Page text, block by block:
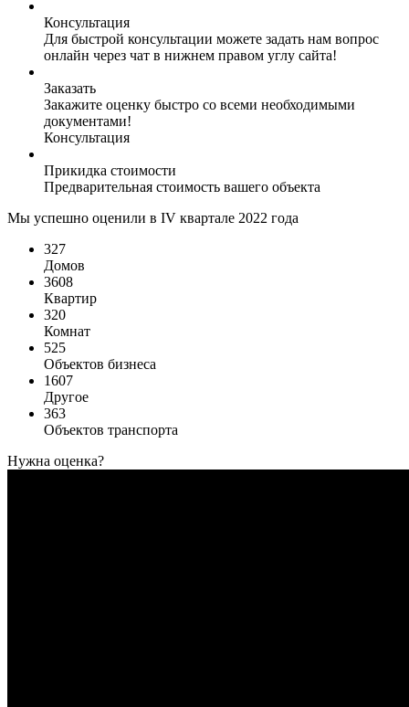
Консультация
Для быстрой консультации можете задать нам вопрос
онлайн через чат в нижнем правом углу сайта!
Заказать
Закажите оценку быстро со всеми необходимыми
документами!
Консультация
Прикидка стоимости
Предварительная стоимость вашего объекта
Мы успешно оценили в IV квартале 2022 года
327
Домов
3608
Квартир
320
Комнат
525
Объектов бизнеса
1607
Другое
363
Объектов транспорта
Нужна оценка?